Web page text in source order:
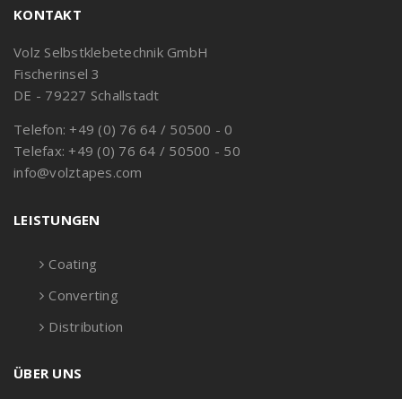
KONTAKT
Volz Selbstklebetechnik GmbH
Fischerinsel 3
DE - 79227 Schallstadt
Telefon: +49 (0) 76 64 / 50500 - 0
Telefax: +49 (0) 76 64 / 50500 - 50
info@volztapes.com
LEISTUNGEN
Coating
Converting
Distribution
ÜBER UNS